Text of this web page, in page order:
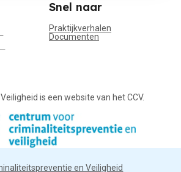
Snel naar
Praktijkverhalen
Documenten
is een website van het CCV.
en Veiligheid